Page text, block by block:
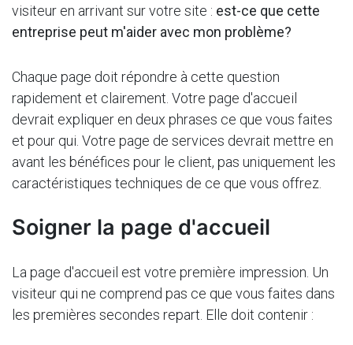
visiteur en arrivant sur votre site : est-ce que cette
entreprise peut m'aider avec mon problème?
Chaque page doit répondre à cette question
rapidement et clairement. Votre page d'accueil
devrait expliquer en deux phrases ce que vous faites
et pour qui. Votre page de services devrait mettre en
avant les bénéfices pour le client, pas uniquement les
caractéristiques techniques de ce que vous offrez.
Soigner la page d'accueil
La page d'accueil est votre première impression. Un
visiteur qui ne comprend pas ce que vous faites dans
les premières secondes repart. Elle doit contenir :